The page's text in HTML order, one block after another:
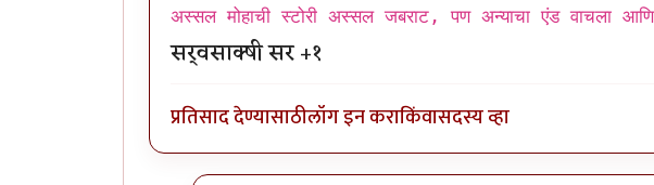
अस्सल मोहाची स्टोरी अस्सल जबराट, पण अन्याचा एंड वाचला
सर्वसाक्षी सर +१
प्रतिसाद देण्यासाठीलॉग इन कराकिंवासदस्य व्हा